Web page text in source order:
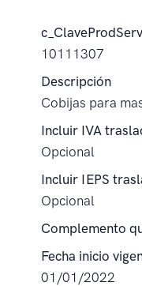
c_ClaveProdServ
10111307
Descripción
Cobijas para
Incluir IVA
Opcional
Incluir IEPS
Opcional
Complemento
Fecha inicio
01/01/2022